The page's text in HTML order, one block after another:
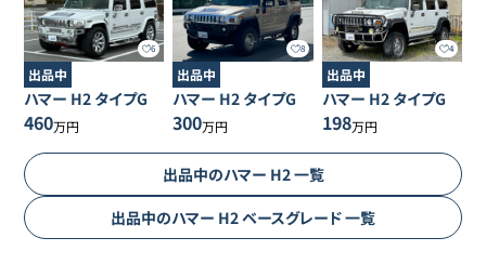
6
出品中
ハマー H2 タイプG
460万円
8
出品中
ハマー H2 タイプG
300万円
4
出品中
ハマー H2 タイプG
198万円
出品中のハマー H2一覧
出品中のハマー H2ベースグレード一覧